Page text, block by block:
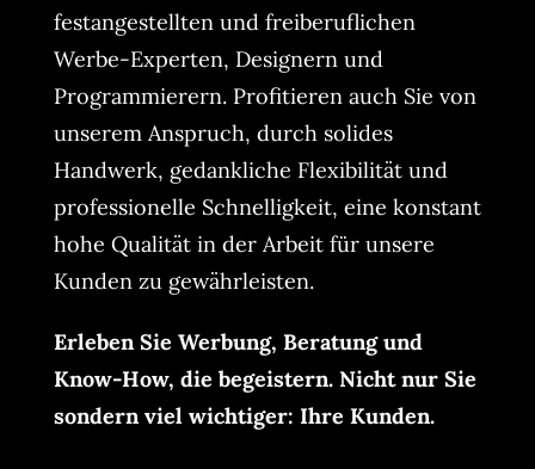
festangestellten und freiberuflichen
Werbe-Experten, Designern und
Programmierern. Profitieren auch Sie von
unserem Anspruch, durch solides
Handwerk, gedankliche Flexibilität und
professionelle Schnelligkeit, eine konstant
hohe Qualität in der Arbeit für unsere
Kunden zu gewährleisten.
Erleben Sie Werbung, Beratung und
Know-How, die begeistern. Nicht nur Sie
sondern viel wichtiger: Ihre Kunden.